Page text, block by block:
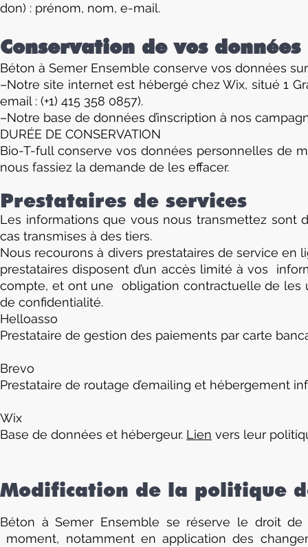
don) : prénom, nom, e-mail.
Conservation de vos données
Béton à Semer Ensemble conserve vos données
–Notre site internet est hébergé chez Wix, situé 1
email : (+1) 415 358 0857).
–Notre base de données d’inscription à nos
DURÉE DE CONSERVATION
Bio-T-full conserve vos données personnelles de
nous fassiez la demande de les effacer.
Prestataires de services
Les informations que vous nous transmettez sont
cas transmises à des tiers.
Nous recourons à divers prestataires de service
prestataires disposent d’un accès limité à vos
compte, et ont une obligation contractuelle de les
de confidentialité.
Helloasso
Prestataire de gestion des paiements par carte
Brevo
Prestataire de routage d’emailing et hébergement
Wix
Base de données et hébergeur. Lien vers leur
Modification de la politique
Béton à Semer Ensemble se réserve le droit
moment, notamment en application des